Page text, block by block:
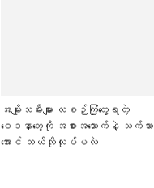
အမျိုးသမီးများ လစဉ်ကြုံတွေ့ရတဲ့
ဝေဒနာတွေကို အစားအသောက်နဲ့ သက်သာ
အောင် ဘယ်လိုလုပ်မလဲ